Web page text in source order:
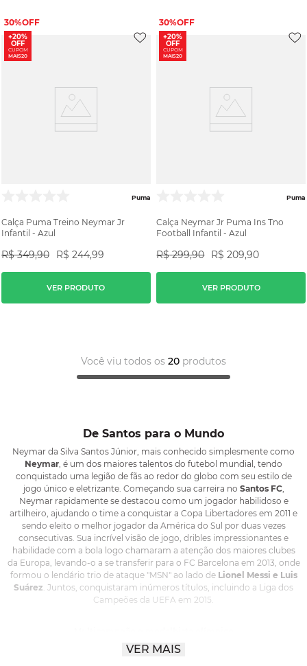
30%
+20%
OFF
CUPOM
MAIS20
Puma
Calça Puma Treino Neymar Jr
Infantil - Azul
R$ 349,90 R$ 244,99
VER PRODUTO
30%
+20%
OFF
CUPOM
MAIS20
Puma
Calça Neymar Jr Puma Ins Tno
Football Infantil - Azul
R$ 299,90 R$ 209,90
VER PRODUTO
Você viu todos os 20 produtos
De Santos para o Mundo
Neymar da Silva Santos Júnior, mais conhecido simplesmente como
Neymar, é um dos maiores talentos do futebol mundial, tendo
conquistado uma legião de fãs ao redor do globo com seu estilo de
jogo único e eletrizante. Começando sua carreira no Santos FC,
Neymar rapidamente se destacou como um jogador habilidoso e
artilheiro, ajudando o time a conquistar a Copa Libertadores em 2011 e
sendo eleito o melhor jogador da América do Sul por duas vezes
consecutivas. Sua incrível visão de jogo, dribles impressionantes e
habilidade com a bola logo chamaram a atenção dos maiores clubes
da Europa, levando-o a se transferir para o FC Barcelona em 2013, onde
formou o lendário trio de ataque "MSN" ao lado de Lionel Messi e Luis
Suárez. Juntos, conquistaram inúmeros títulos, incluindo a Liga dos
Campeões da UEFA em 2015.
Em 2017, Neymar protagonizou a transferência mais cara da história do
VER MAIS